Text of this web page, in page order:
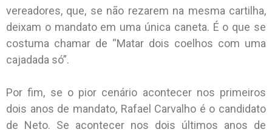
vereadores, que, se não rezarem na mesma cartilha,
deixam o mandato em uma única caneta. É o que se
costuma chamar de “Matar dois coelhos com uma
cajadada só”.
Por fim, se o pior cenário acontecer nos primeiros
dois anos de mandato, Rafael Carvalho é o candidato
de Neto. Se acontecer nos dois últimos anos de